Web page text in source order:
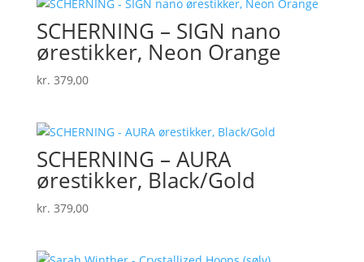
SCHERNING – SIGN nano
ørestikker, Neon Orange
kr. 379,00
SCHERNING – AURA
ørestikker, Black/Gold
kr. 379,00